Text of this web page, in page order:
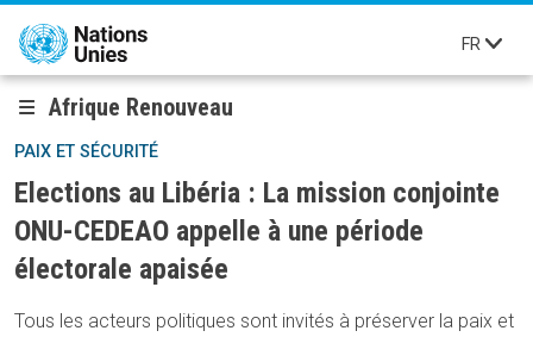
Aller au contenu principal
FR
Afrique Renouveau
PAIX ET SÉCURITÉ
Elections au Libéria : La mission conjointe
ONU-CEDEAO appelle à une période
électorale apaisée
Tous les acteurs politiques sont invités à préserver la paix et